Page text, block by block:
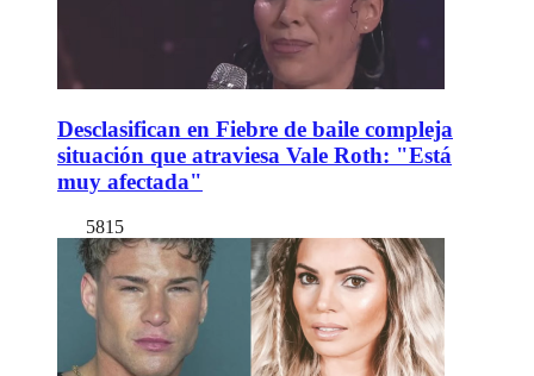
Desclasifican en Fiebre de baile compleja
situación que atraviesa Vale Roth: "Está
muy afectada"
5815